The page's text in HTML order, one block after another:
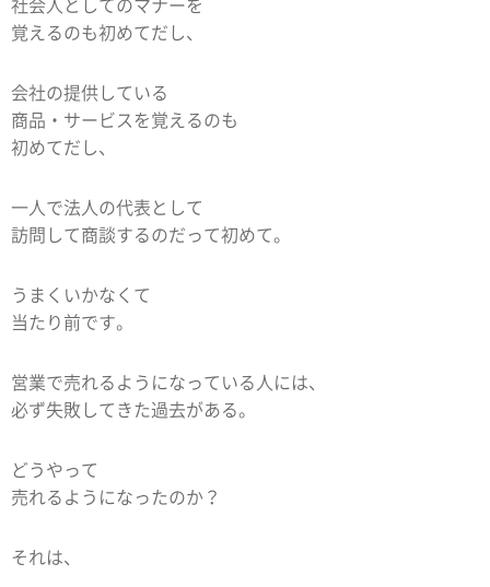
覚えるのも初めてだし、
会社の提供している
商品・サービスを覚えるのも
初めてだし、
一人で法人の代表として
訪問して商談するのだって初めて。
うまくいかなくて
当たり前です。
営業で売れるようになっている人には、
必ず失敗してきた過去がある。
どうやって
売れるようになったのか？
それは、